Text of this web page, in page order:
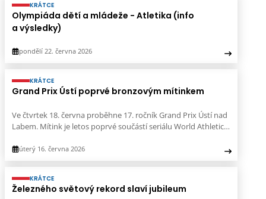
KRÁTCE
Olympiáda dětí a mládeže - Atletika (info
a výsledky)
pondělí 22. června 2026
KRÁTCE
Grand Prix Ústí poprvé bronzovým mítinkem
Ve čtvrtek 18. června proběhne 17. ročník Grand Prix Ústí nad
Labem. Mítink je letos poprvé součástí seriálu World Athletics
úterý 16. června 2026
KRÁTCE
Železného světový rekord slaví jubileum